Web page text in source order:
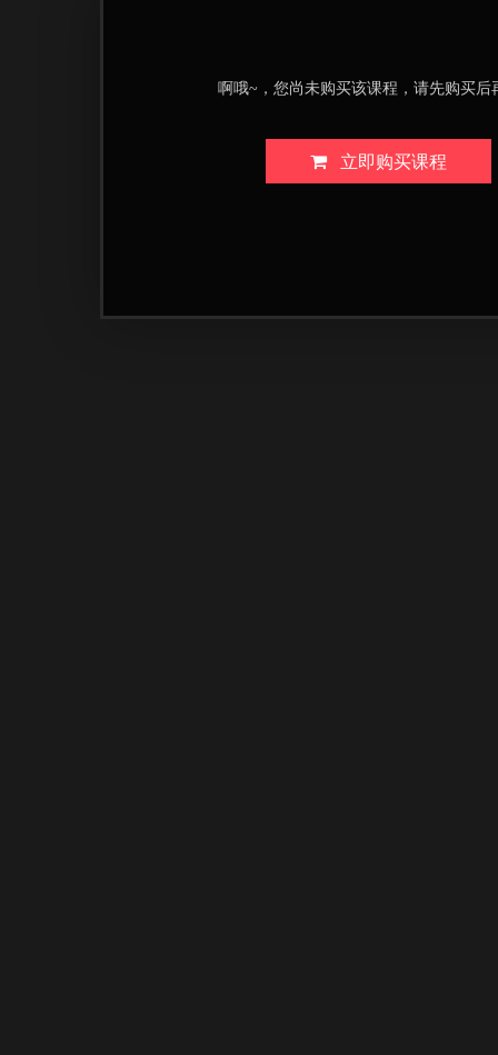
啊哦~，您尚未购买该课程，请先购买后
立即购买课程